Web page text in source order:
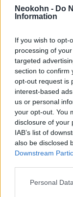
Neokohn - Do
Information
If you wish to opt-
processing of
targeted
section to confirm
opt-out request is
interest-based
us or personal
your opt-out. You
disclosure of your
IAB’s list of
also be disclosed
Downstream
Please note that
Personal
A Momentum
esetben sem
miatt.
és hogy van
valószínűleg
fordul
Budapest
eszmék
Niedermüller
szerint